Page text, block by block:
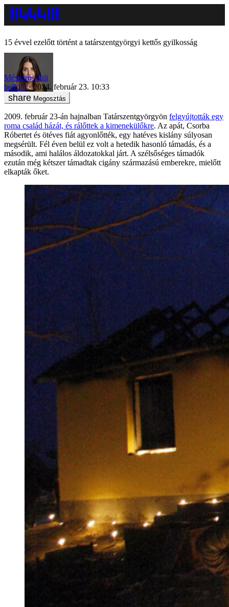
15 évvel ezelőtt történt a tatárszentgyörgyi kettős gyilkosság
Mészáros Juli
belföld
2024. február 23. 10:33
Megosztás
2009. február 23-án hajnalban Tatárszentgyörgyön felgyújtották egy
roma család házát, és rálőttek a kimenekülőkre. Az apát, Csorba
Róbertet és ötéves fiát agyonlőtték, egy hatéves kislány súlyosan
megsérült. Fél éven belül ez volt a hetedik hasonló támadás, és a
második, ami halálos áldozatokkal járt. A szélsőséges támadók
ezután még kétszer támadtak cigány származású emberekre, mielőtt
elkapták őket.